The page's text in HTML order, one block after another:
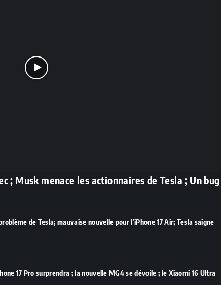
; Musk menace les actionnaires de Tesla ; Un bug
de Tesla; mauvaise nouvelle pour l’iPhone 17 Air; Tesla saigne
17 Pro surprendra ; la nouvelle MG4 se dévoile ; le Xiaomi 16 Ultra